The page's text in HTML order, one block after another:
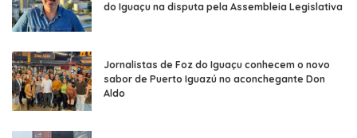
do Iguaçu na disputa pela Assembleia Legislativa
Jornalistas de Foz do Iguaçu conhecem o novo
sabor de Puerto Iguazú no aconchegante Don
Aldo